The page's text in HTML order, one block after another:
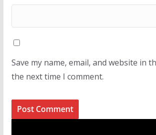
Save my name, email, and website in
the next time I comment.